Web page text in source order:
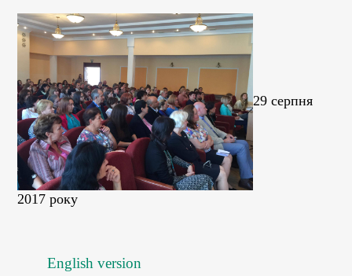
29 серпня
2017 року
English version